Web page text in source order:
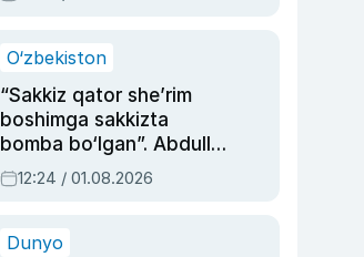
O‘zbekiston
“Sakkiz qator she’rim
boshimga sakkizta
bomba bo‘lgan”. Abdulla
Oripovni siyosiy
ayblovlardan asrab
12:24 / 01.08.2026
Dunyo